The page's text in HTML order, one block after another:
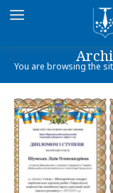
You are browsing the